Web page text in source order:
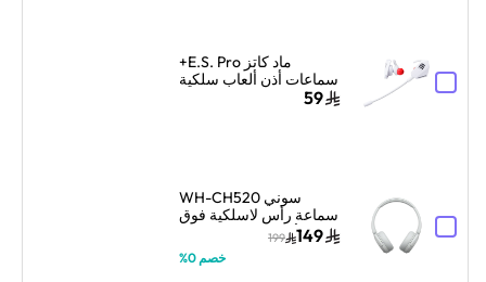
ماد كاتز E.S. Pro+
سماعات أذن ألعاب سلكية
مع ميكروفون مزدوج –
59
سوني WH-CH520
سماعة رأس لاسلكية فوق
الأذن مع ميكروفون –
أبيض
149
199
خصم 0%